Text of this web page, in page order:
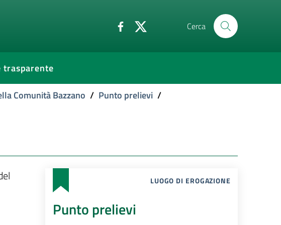
Cerca
trasparente
Comunità Bazzano / Punto prelievi /
LUOGO DI EROGAZIONE
Punto prelievi